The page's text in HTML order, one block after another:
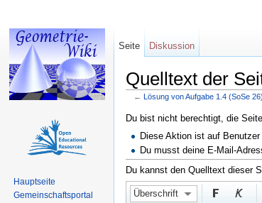
Quelltext der
← Lösung von Aufgabe 1.4 (SoSe 26)
Du bist nicht berechtigt, die
Diese Aktion ist auf Benutzer
Du musst deine E-Mail-
Du kannst den Quelltext dieser
Überschrift
Seite Diskussion
Hauptseite
Gemeinschaftsportal